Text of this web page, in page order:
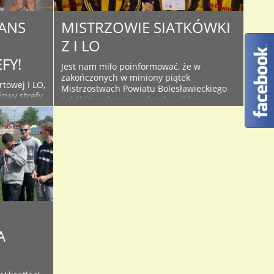
4×100
I LO,
strefy
z
meczu
w
wygrali z
i tym
MISTRZOWIE SIATKÓWKI
Z I LO
Jest nam miło poinformować, że w
zakończonych w miniony piątek
Mistrzostwach Powiatu Bolesławieckiego
Szkół Ponadgimnazjalnych w Piłce